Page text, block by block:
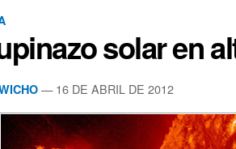
solar en
— 16 DE ABRIL DE 2012